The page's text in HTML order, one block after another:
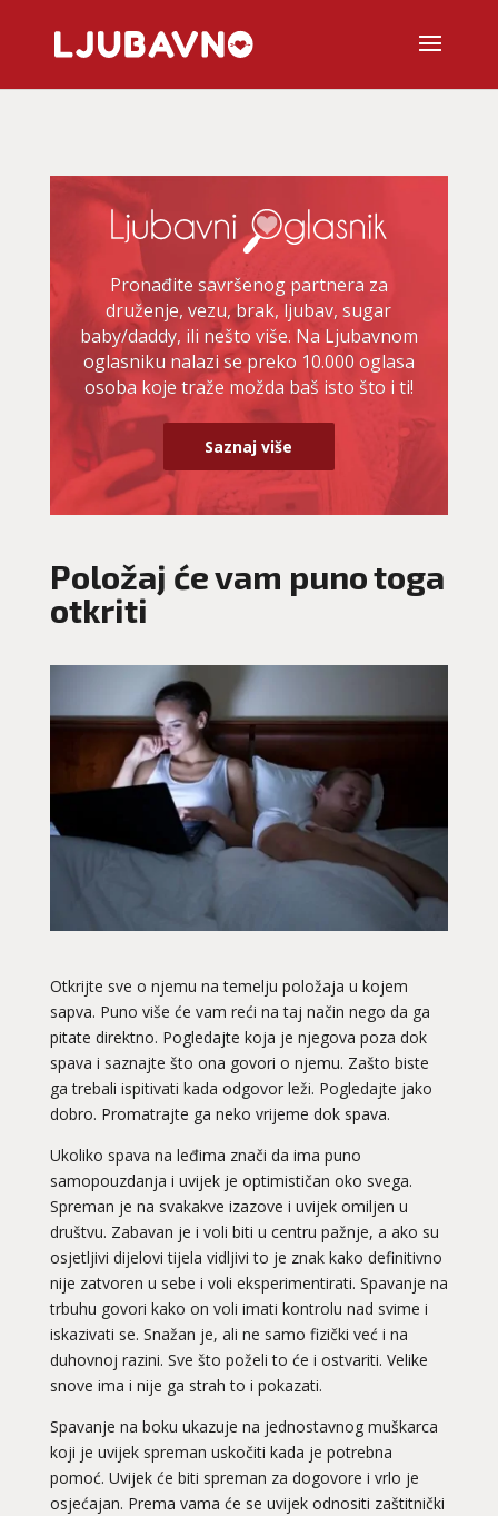
Pronađite savršenog partnera za
druženje, vezu, brak, ljubav, sugar
baby/daddy, ili nešto više. Na Ljubavnom
oglasniku nalazi se preko 10.000 oglasa
osoba koje traže možda baš isto što i ti!
Saznaj više
Položaj će vam puno toga
otkriti
Otkrijte sve o njemu na temelju položaja u kojem
sapva. Puno više će vam reći na taj način nego da ga
pitate direktno. Pogledajte koja je njegova poza dok
spava i saznajte što ona govori o njemu. Zašto biste
ga trebali ispitivati kada odgovor leži. Pogledajte jako
dobro. Promatrajte ga neko vrijeme dok spava.
Ukoliko spava na leđima znači da ima puno
samopouzdanja i uvijek je optimističan oko svega.
Spreman je na svakakve izazove i uvijek omiljen u
društvu. Zabavan je i voli biti u centru pažnje, a ako su
osjetljivi dijelovi tijela vidljivi to je znak kako definitivno
nije zatvoren u sebe i voli eksperimentirati. Spavanje na
trbuhu govori kako on voli imati kontrolu nad svime i
iskazivati se. Snažan je, ali ne samo fizički već i na
duhovnoj razini. Sve što poželi to će i ostvariti. Velike
snove ima i nije ga strah to i pokazati.
Spavanje na boku ukazuje na jednostavnog muškarca
koji je uvijek spreman uskočiti kada je potrebna
pomoć. Uvijek će biti spreman za dogovore i vrlo je
osjećajan. Prema vama će se uvijek odnositi zaštitnički